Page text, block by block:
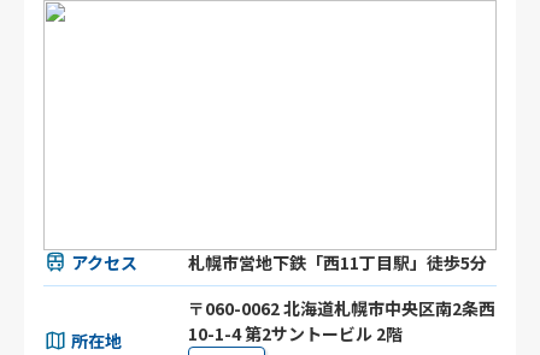
アクセス 札幌市営地下鉄「西11丁目駅」徒歩5分
所在地
〒060-0062 北海道札幌市中央区南2条西
10-1-4 第2サントービル 2階